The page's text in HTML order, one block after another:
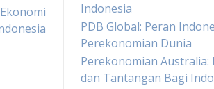
Indonesia
PDB Global: Peran
Perekonomian Dunia
Perekonomian Australia:
dan Tantangan Bagi